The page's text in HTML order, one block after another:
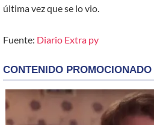
última vez que se lo vio.
Fuente: Diario Extra py